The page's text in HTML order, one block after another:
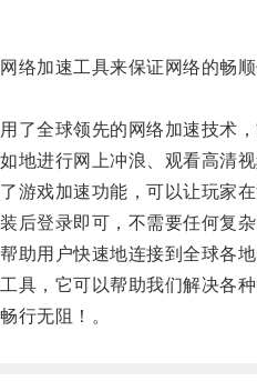
加速工具来保证网络的畅顺
全球领先的网络加速技术，
进行网上冲浪、观看高清视
戏加速功能，可以让玩家在
登录即可，不需要任何复杂
用户快速地连接到全球各地
，它可以帮助我们解决各种
行无阻！。